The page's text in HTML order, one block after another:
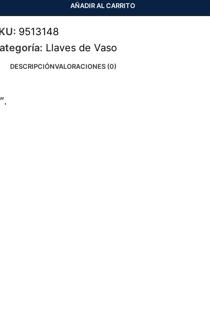
AÑADIR AL CARRITO
9513148
Llaves de Vaso
DESCRIPCIÓNVALORACIONES (0)